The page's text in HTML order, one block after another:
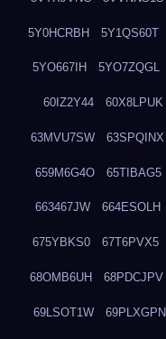
5Y0HCRBH 5Y1QS60T
5YO667IH 5YO7ZQGL
60IZ2Y44 60X8LPUK
63MVU7SW 63SPQINX
659M6G4O 65TIBAG5
663467JW 664ESOLH
675YBKS0 67T6PVX5
68OMB6UH 68PDCJPV
69LSOT1W 69PLXGPN